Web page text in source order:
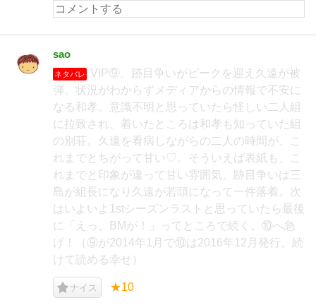
sao
ネタバレ
VIP⑨。跡目争いがピークを迎え久遠が被
弾。状況がわからずメディアからの情報で不安に
なる和孝。意識不明と思っていたら怪しい二人組
に拉致され、着いたところは和孝も知っていた組
の別荘。久遠を看病しながらの二人の時間が、こ
れまでとちがって甘い♡。そういえば表紙も、こ
れまでと印象が違って甘い雰囲気。跡目争いは三
島が組長になり久遠が若頭になって一件落着。次
はいよいよ1stシーズンラストと思っていたら最後
に「えっ、BMが！」ってところで続く。⑩へ急
げ！（⑨が2014年1月で⑩は2016年12月発行。続
けて読める幸せ）
ナイス ★10